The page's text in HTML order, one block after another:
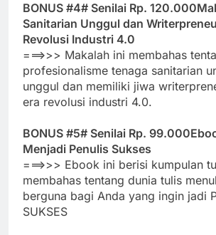
BONUS #4# Senilai Rp. 120.000
Sanitarian Unggul dan
Revolusi Industri 4.0
===>>> Makalah ini membahas
profesionalisme tenaga sanitarian
unggul dan memiliki jiwa
era revolusi industri 4.0.
BONUS #5# Senilai Rp. 99.000
Menjadi Penulis Sukses
===>>> Ebook ini berisi kumpulan
membahas tentang dunia tulis
berguna bagi Anda yang ingin jadi
SUKSES